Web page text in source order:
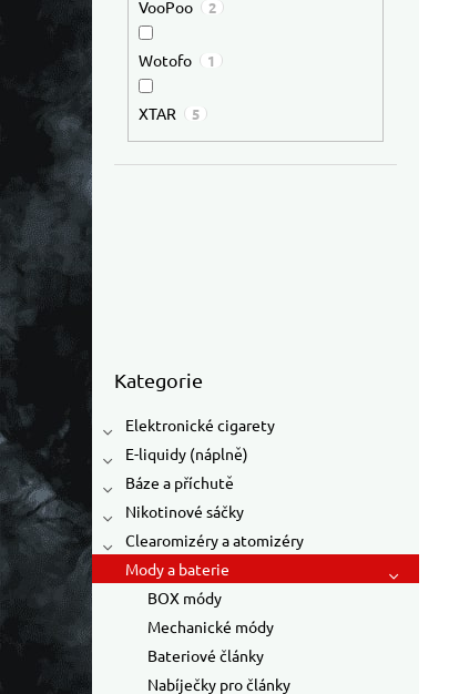
VooPoo 2
Wotofo 1
XTAR 5
Kategorie
Elektronické cigarety
E-liquidy (náplně)
Báze a příchutě
Nikotinové sáčky
Clearomizéry a atomizéry
Mody a baterie
BOX módy
Mechanické módy
Bateriové články
Nabíječky pro články